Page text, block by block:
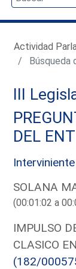
Actividad
Búsqueda
III
DEL
Interviniente
SOLANA
(00:01:02 a
IMPULSO
CLASICO
(182/